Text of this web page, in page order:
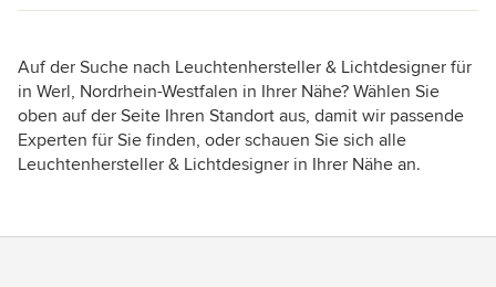
Auf der Suche nach Leuchtenhersteller & Lichtdesigner für
in Werl, Nordrhein-Westfalen in Ihrer Nähe? Wählen Sie
oben auf der Seite Ihren Standort aus, damit wir passende
Experten für Sie finden, oder schauen Sie sich alle
Leuchtenhersteller & Lichtdesigner in Ihrer Nähe an.